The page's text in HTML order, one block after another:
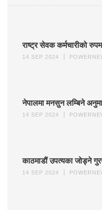
राष्ट्र सेवक कर्मचारीको
14 SEP 2024
नेपालमा मनसुन लम्बिने
14 SEP 2024
काठमाडौं उपत्यका जोड्ने
14 SEP 2024